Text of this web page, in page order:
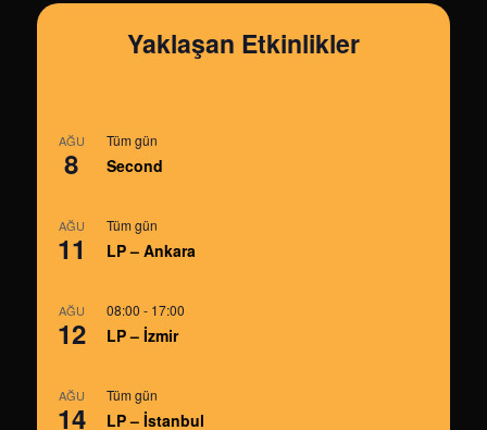
Yaklaşan Etkinlikler
AĞU
8
Tüm gün
Second
AĞU
11
Tüm gün
LP – Ankara
AĞU
12
08:00 - 17:00
LP – İzmir
AĞU
14
Tüm gün
LP – İstanbul